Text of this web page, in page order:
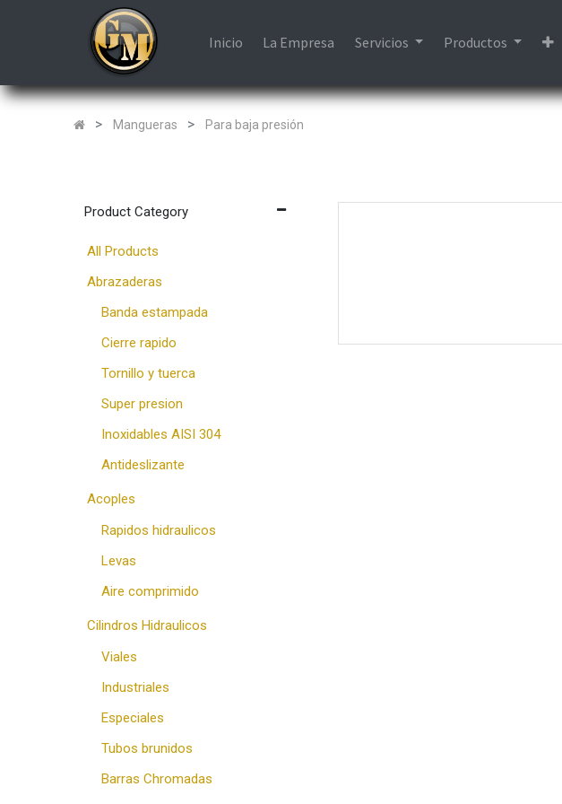
Inicio La Empresa Servicios Productos
Mangueras Para baja presión
Product Category
All Products
Abrazaderas
Banda estampada
Cierre rapido
Tornillo y tuerca
Super presion
Inoxidables AISI 304
Antideslizante
Acoples
Rapidos hidraulicos
Levas
Aire comprimido
Cilindros Hidraulicos
Viales
Industriales
Especiales
Tubos brunidos
Barras Chromadas